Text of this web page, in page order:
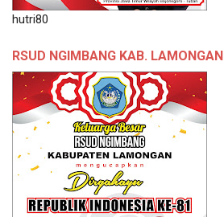
hutri80
RSUD NGIMBANG KAB. LAMONGAN